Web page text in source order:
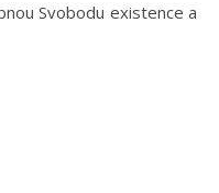
Svobodu existence a